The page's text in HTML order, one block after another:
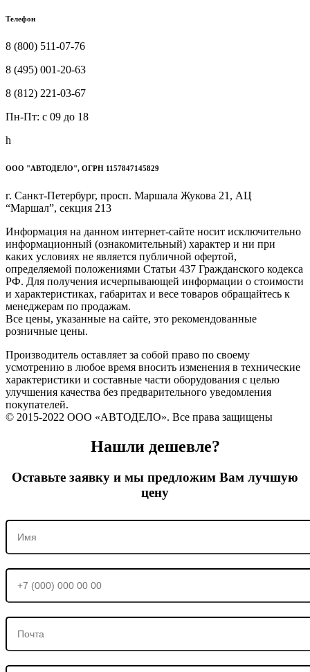
Телефон
8 (800) 511-07-76
8 (495) 001-20-63
8 (812) 221-03-67
Пн-Пт: c 09 до 18
h
ООО "АВТОДЕЛО", ОГРН 1157847145829
г. Санкт-Петербург, просп. Маршала Жукова 21, АЦ
“Маршал”, секция 213
Информация на данном интернет-сайте носит исключительно
информационный (ознакомительный) характер и ни при
каких условиях не является публичной офертой,
определяемой положениями Статьи 437 Гражданского кодекса
РФ. Для получения исчерпывающей информации о стоимости
и характеристиках, габаритах и весе товаров обращайтесь к
менеджерам по продажам.
Все цены, указанные на сайте, это рекомендованные
розничные цены.
Производитель оставляет за собой право по своему
усмотрению в любое время вносить изменения в технические
характеристики и составные части оборудования с целью
улучшения качества без предварительного уведомления
покупателей.
© 2015-2022 ООО «АВТОДЕЛО». Все права защищены
Нашли дешевле?
Оставьте заявку и мы предложим Вам лучшую
цену